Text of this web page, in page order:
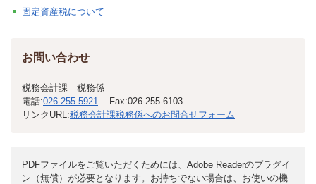
固定資産税について
お問い合わせ
税務会計課 税務係
電話:026-255-5921 Fax:026-255-6103
リンクURL:税務会計課税務係へのお問合せフォーム
PDFファイルをご覧いただくためには、Adobe Readerのプラグイ
ン（無償）が必要となります。お持ちでない場合は、お使いの機